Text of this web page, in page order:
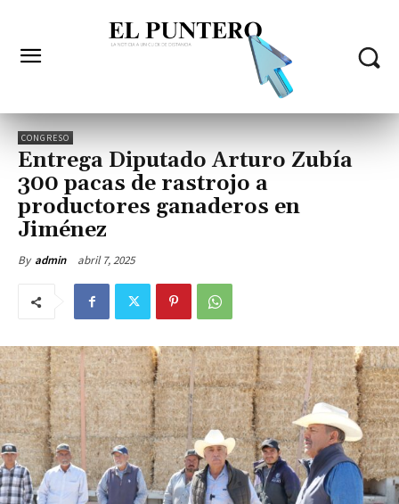
CONGRESO
Entrega Diputado Arturo Zubía
300 pacas de rastrojo a
productores ganaderos en
Jiménez
By admin abril 7, 2025